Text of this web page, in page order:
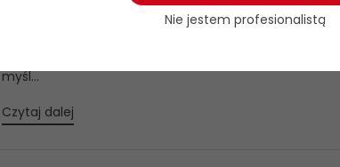
Nie jestem profesionalistą
myśl...
Czytaj dalej